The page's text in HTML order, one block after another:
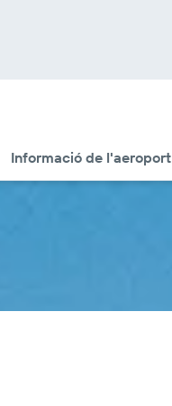
Informació de l'aeroport